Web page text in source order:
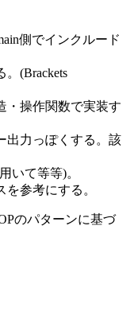
側でインクルード
(Brackets
・操作関数で実装す
出力っぽくする。該
いて等等)。
参考にする。
のパターンに基づ